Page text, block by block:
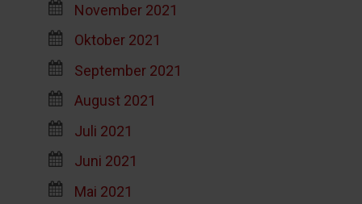
November 2021
Oktober 2021
September 2021
August 2021
Juli 2021
Juni 2021
Mai 2021